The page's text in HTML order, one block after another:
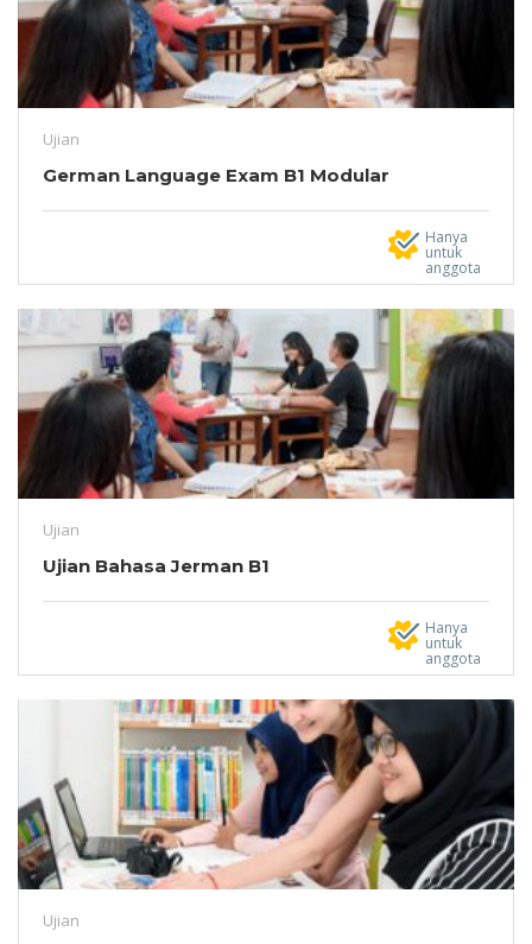
Ujian
German Language Exam B1 Modular
Hanya
untuk
anggota
Ujian
Ujian Bahasa Jerman B1
Hanya
untuk
anggota
Ujian